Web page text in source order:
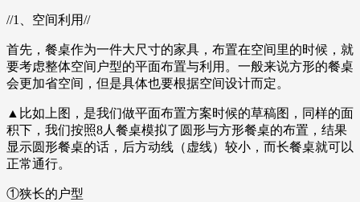
//1、空间利用//
首先，餐桌作为一件大尺寸的家具，布置在空间里的时候，就
要考虑整体空间户型的平面布置与利用。一般来说方形的餐桌
会更加省空间，但是具体也要根据空间设计而定。
▲比如上图，是我们做平面布置方案时候的草稿图，同样的面
积下，我们按照8人餐桌模拟了圆形与方形餐桌的布置，结果
显示圆形餐桌的话，后方动线（虚线）较小，而长餐桌就可以
正常通行。
①狭长的户型